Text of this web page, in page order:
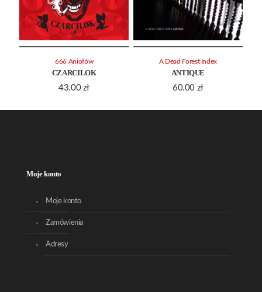
CZARCILOK
43.00 zł
666 Aniołów
ANTIQUE
60.00 zł
A Dead Forest Index
Moje konto
Moje konto
Zamówienia
Adresy